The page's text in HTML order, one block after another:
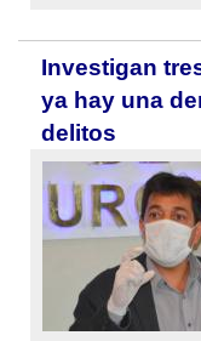
Investigan
ya hay una
delitos